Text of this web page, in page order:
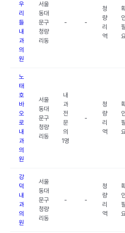
우
리
들
내
과
의
원
서울
동대
문구
청량
리동
- -
청
량
리
역
인
필
노
태
호
바
오
로
내
과
의
원
서울
동대
문구
청량
리동
내
과
전
문
의
1명
-
청
량
리
역
인
필
강
덕
내
과
의
원
서울
동대
문구
청량
리동
- -
청
량
리
역
인
필